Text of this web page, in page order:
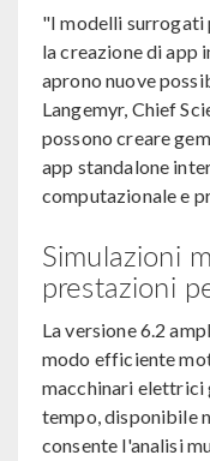
"I modelli surrogati
la creazione di app
aprono nuove
Langemyr, Chief
possono creare
app standalone
computazionale e
Simulazioni
prestazioni
La versione 6.2
modo efficiente
macchinari elettrici
tempo, disponibile
consente l'analisi